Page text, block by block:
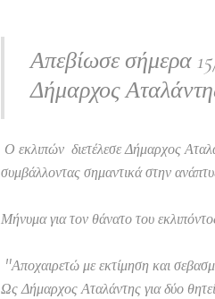
Απεβίωσε σήμερα
Δήμαρχος
Ο εκλιπών διετέλεσε Δήμαρχος
συμβάλλοντας σημαντικά στην
Μήνυμα για τον θάνατο του
"Αποχαιρετώ με εκτίμηση και
Ως Δήμαρχος Αταλάντης για δύο